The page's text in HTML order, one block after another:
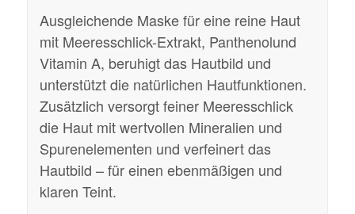
Ausgleichende Maske für eine reine Haut
mit Meeresschlick-Extrakt, Panthenolund
Vitamin A, beruhigt das Hautbild und
unterstützt die natürlichen Hautfunktionen.
Zusätzlich versorgt feiner Meeresschlick
die Haut mit wertvollen Mineralien und
Spurenelementen und verfeinert das
Hautbild – für einen ebenmäßigen und
klaren Teint.